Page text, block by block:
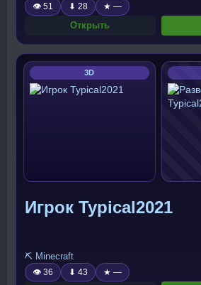
👁 51 ⬇ 28 ★ —
Открыть
3D
Игрок Typical2021
⛏️ Minecraft
👁 36 ⬇ 43 ★ —